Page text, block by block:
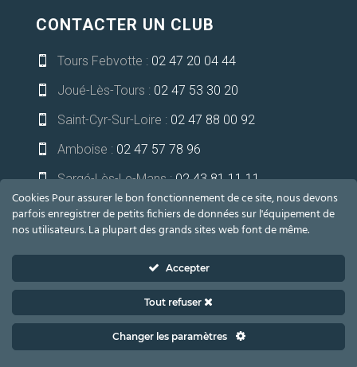
CONTACTER UN CLUB
 Tours Febvotte : 02 47 20 04 44
 Joué-Lès-Tours : 02 47 53 30 20
 Saint-Cyr-Sur-Loire : 02 47 88 00 92
 Amboise : 02 47 57 78 96
 Sargé-Lès-Le-Mans :02 43 81 11 11
 Niort-Bessines :05 49 32 13 21
 communication@lesoceades.fr
2021 LES OCÉADES – TOUS DROITS RÉSERVÉS –Mentions
légales|Cookies|Vie privée
Cookies Pour assurer le bon fonctionnement de ce site, nous devons
parfois enregistrer de petits fichiers de données sur l'équipement de
nos utilisateurs. La plupart des grands sites web font de même.
Accepter
Tout refuser
Changer les paramètres